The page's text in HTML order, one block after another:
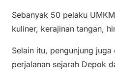
Sebanyak 50 pelaku
kuliner, kerajinan tangan,
Selain itu, pengunjung
perjalanan sejarah Depok